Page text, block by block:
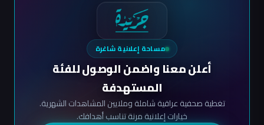
مساحة إعلانية شاغرة
أعلن معنا واضمن الوصول للفئة
المستهدفة
تغطية صحفية عراقية شاملة وملايين المشاهدات الشهرية.
خيارات إعلانية مرنة تناسب أهدافك.